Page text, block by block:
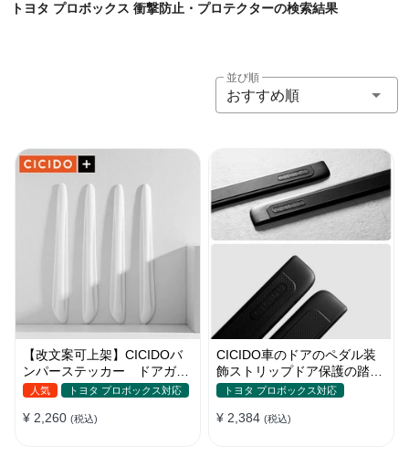
トヨタ プロボックス 衝撃防止・プロテクターの検索結果
並び順
おすすめ順
【改文案可上架】CICIDOバ
ンパーステッカー ドアガー
ド 衝突防止プロテクター 耐
人気 トヨタ プロボックス対応
¥ 2,260 (税込)
CICIDO車のドアのペダル装
飾ストリップドア保護の踏み
つけ防止
トヨタ プロボックス対応
¥ 2,384 (税込)